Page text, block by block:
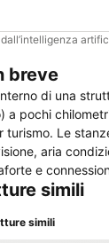
breve
di una
a pochi
Le
aria
e
fumatori ed è
può
simili
simili